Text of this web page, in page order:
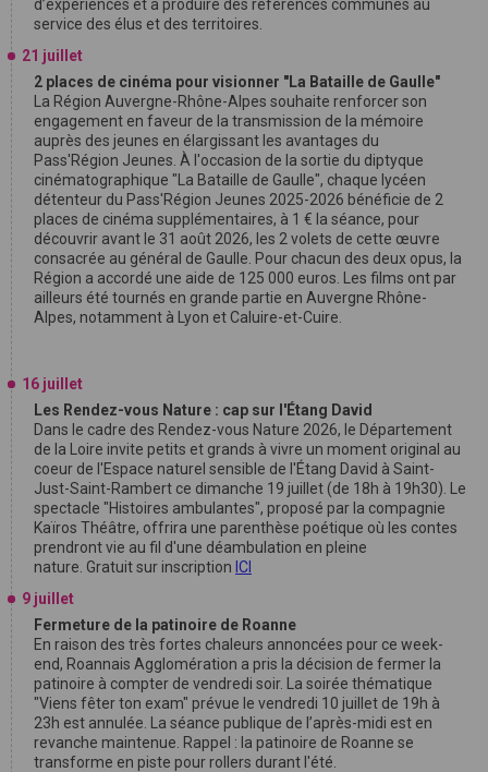
d’expériences et à produire des références communes au
service des élus et des territoires.
21 juillet
2 places de cinéma pour visionner "La Bataille de Gaulle"
La Région Auvergne-Rhône-Alpes souhaite renforcer son
engagement en faveur de la transmission de la mémoire
auprès des jeunes en élargissant les avantages du
Pass'Région Jeunes. À l'occasion de la sortie du diptyque
cinématographique "La Bataille de Gaulle", chaque lycéen
détenteur du Pass'Région Jeunes 2025-2026 bénéficie de 2
places de cinéma supplémentaires, à 1 € la séance, pour
découvrir avant le 31 août 2026, les 2 volets de cette œuvre
consacrée au général de Gaulle. Pour chacun des deux opus, la
Région a accordé une aide de 125 000 euros. Les films ont par
ailleurs été tournés en grande partie en Auvergne Rhône-
Alpes, notamment à Lyon et Caluire-et-Cuire.
16 juillet
Les Rendez-vous Nature : cap sur l'Étang David
Dans le cadre des Rendez-vous Nature 2026, le Département
de la Loire invite petits et grands à vivre un moment original au
coeur de l'Espace naturel sensible de l'Étang David à Saint-
Just-Saint-Rambert ce dimanche 19 juillet (de 18h à 19h30). Le
spectacle "Histoires ambulantes", proposé par la compagnie
Kaïros Théâtre, offrira une parenthèse poétique où les contes
prendront vie au fil d'une déambulation en pleine
nature. Gratuit sur inscription ICI
9 juillet
Fermeture de la patinoire de Roanne
En raison des très fortes chaleurs annoncées pour ce week-
end, Roannais Agglomération a pris la décision de fermer la
patinoire à compter de vendredi soir. La soirée thématique
"Viens fêter ton exam" prévue le vendredi 10 juillet de 19h à
23h est annulée. La séance publique de l’après-midi est en
revanche maintenue. Rappel : la patinoire de Roanne se
transforme en piste pour rollers durant l'été.